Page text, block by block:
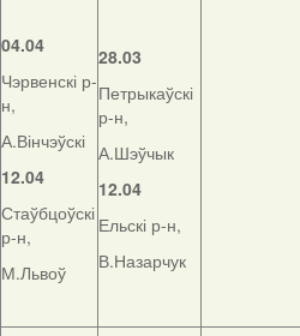
04.04
Чэрвенскі р-
н,
А.Вінчэўскі
12.04
Стаўбцоўскі
р-н,
М.Львоў
28.03
Петрыкаўскі
р-н,
А.Шэўчык
12.04
Ельскі р-н,
В.Назарчук